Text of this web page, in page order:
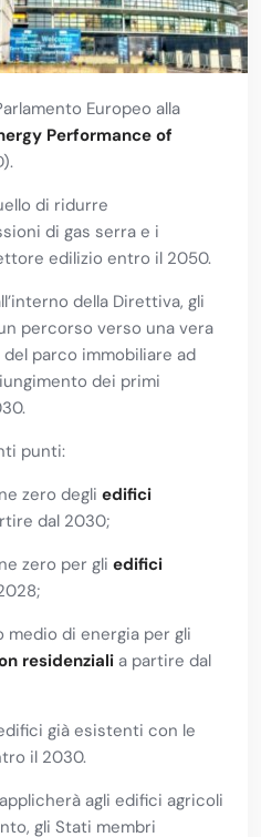
Europeo alla
Performance of
di ridurre
di gas serra e i
edilizio entro il 2050.
della Direttiva, gli
percorso verso una vera
parco immobiliare ad
dei primi
punti:
zero degli edifici
dal 2030;
zero per gli edifici
medio di energia per gli
residenziali a partire dal
già esistenti con le
il 2030.
agli edifici agricoli
gli Stati membri